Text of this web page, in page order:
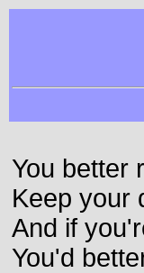
You better
Keep your
And if
You'd